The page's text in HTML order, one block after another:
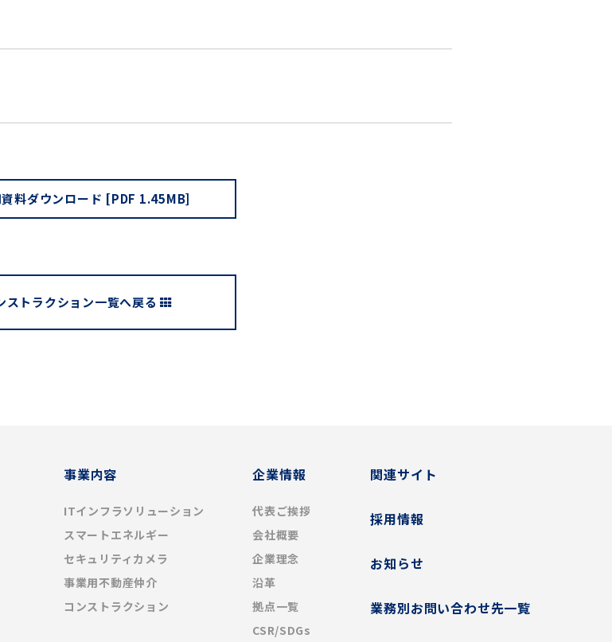
料ダウンロード [PDF 1.45MB]
ストラクション一覧へ戻る
事業内容
ITインフラソリューション
スマートエネルギー
セキュリティカメラ
事業用不動産仲介
コンストラクション
企業情報
代表ご挨拶
会社概要
企業理念
沿革
拠点一覧
CSR/SDGs
関連サイト
採用情報
お知らせ
業務別お問い合わせ先一覧